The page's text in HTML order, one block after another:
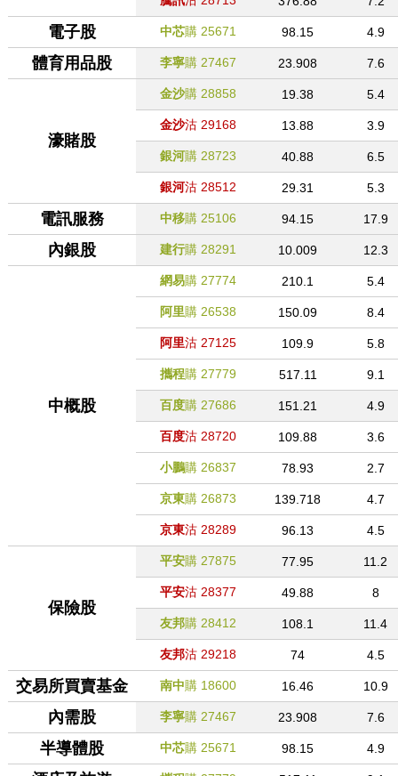
電子股 中芯購 25671 98.15 4.9
體育用品股 李寧購 27467 23.908 7.6
濠賭股
金沙購 28858 19.38 5.4
金沙沽 29168 13.88 3.9
銀河購 28723 40.88 6.5
銀河沽 28512 29.31 5.3
電訊服務 中移購 25106 94.15 17.9
內銀股 建行購 28291 10.009 12.3
中概股
網易購 27774 210.1 5.4
阿里購 26538 150.09 8.4
阿里沽 27125 109.9 5.8
攜程購 27779 517.11 9.1
百度購 27686 151.21 4.9
百度沽 28720 109.88 3.6
小鵬購 26837 78.93 2.7
京東購 26873 139.718 4.7
京東沽 28289 96.13 4.5
保險股
平安購 27875 77.95 11.2
平安沽 28377 49.88 8
友邦購 28412 108.1 11.4
友邦沽 29218 74 4.5
交易所買賣基金 南中購 18600 16.46 10.9
內需股 李寧購 27467 23.908 7.6
半導體股 中芯購 25671 98.15 4.9